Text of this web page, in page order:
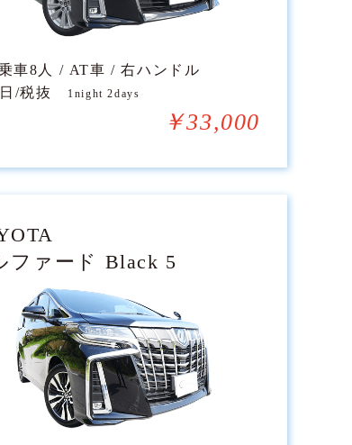
車8人 / AT車 / 右ハンドル
日/税抜
1night 2days
￥33,000
ファード Black 5